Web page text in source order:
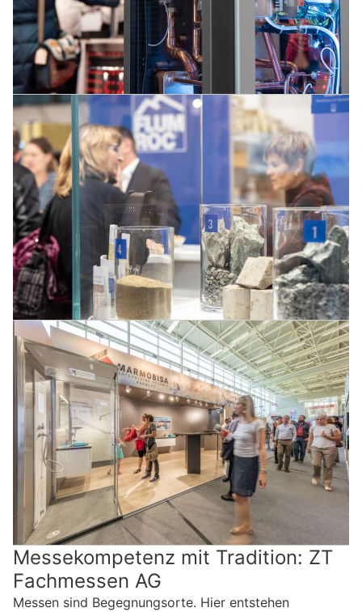
Messekompetenz mit Tradition: ZT
Fachmessen AG
Messen sind Begegnungsorte. Hier entstehen